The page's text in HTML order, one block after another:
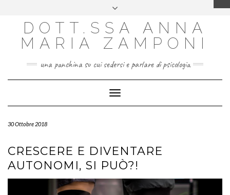
FACEBOOKINSTAGRAM
EMAIL
DOTT.SSA ANNA
MARIA ZAMPONI
una panchina su cui sedersi e parlare di psicologia
Toggle
Navigation
30 Ottobre 2018
CRESCERE E DIVENTARE
AUTONOMI, SI PUÒ?!